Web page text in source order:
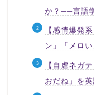
か？──言語
【感情爆発
ン」「メロ
【自虐ネガ
おだね」を